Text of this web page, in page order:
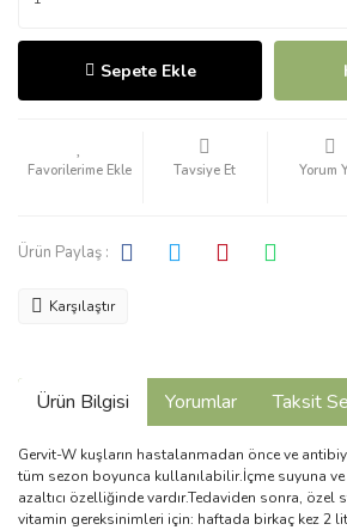
Sepete Ekle
Tavsiye Et Yorum
Ürün Paylaş :
Karşılaştır
Ürün Bilgisi Yorumlar Taksit
Gervit-W kuşların hastalanmadan önce ve
tüm sezon boyunca kullanılabilir.İçme suyuna
azaltıcı özelliğinde vardır.Tedaviden sonra, özel
vitamin gereksinimleri için: haftada birkaç kez 2